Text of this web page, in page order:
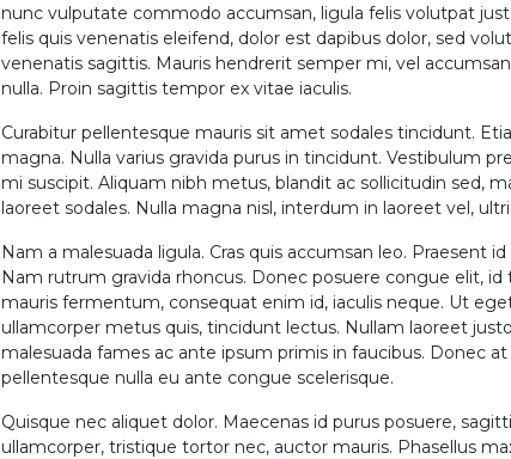
nunc vulputate commodo accumsan, ligula felis volutpat
felis quis venenatis eleifend, dolor est dapibus dolor, sed
venenatis sagittis. Mauris hendrerit semper mi, vel
nulla. Proin sagittis tempor ex vitae iaculis.
Curabitur pellentesque mauris sit amet sodales tincidunt.
magna. Nulla varius gravida purus in tincidunt. Vestibulum
mi suscipit. Aliquam nibh metus, blandit ac sollicitudin sed,
laoreet sodales. Nulla magna nisl, interdum in laoreet vel,
Nam a malesuada ligula. Cras quis accumsan leo. Praesent
Nam rutrum gravida rhoncus. Donec posuere congue elit,
mauris fermentum, consequat enim id, iaculis neque. Ut
ullamcorper metus quis, tincidunt lectus. Nullam laoreet
malesuada fames ac ante ipsum primis in faucibus. Donec
pellentesque nulla eu ante congue scelerisque.
Quisque nec aliquet dolor. Maecenas id purus posuere,
ullamcorper, tristique tortor nec, auctor mauris. Phasellus